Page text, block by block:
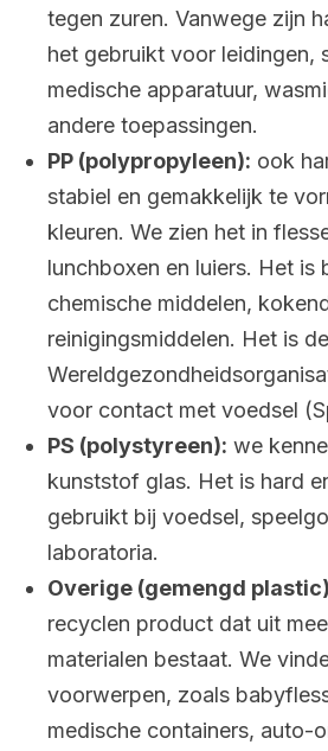
tegen zuren. Vanwege zijn
het gebruikt voor leidingen,
medische apparatuur,
andere toepassingen.
PP (polypropyleen): ook
stabiel en gemakkelijk te
kleuren. We zien het in
lunchboxen en luiers. Het is
chemische middelen,
reinigingsmiddelen. Het is
voor contact met voedsel
PS (polystyreen): we
kunststof glas. Het is hard
gebruikt bij voedsel,
laboratoria.
Overige (gemengd
recyclen product dat uit
materialen bestaat. We
voorwerpen, zoals
medische containers, auto-